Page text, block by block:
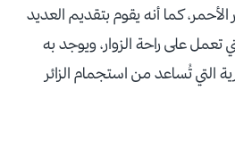
كما أنه يقوم بتقديم العديد
تعمل على راحة الزوار، ويوجد به
التي تُساعد من استجمام الزائر